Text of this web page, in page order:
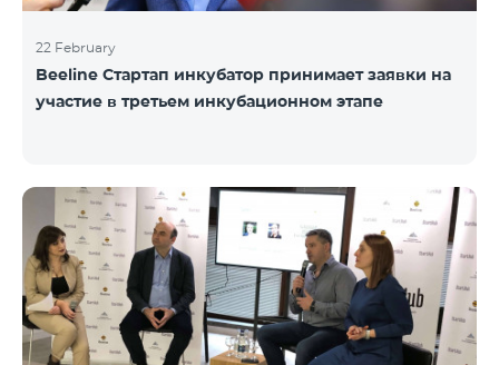
22 February
Beeline Стартап инкубатор принимает заявки на
участие в третьем инкубационном этапе